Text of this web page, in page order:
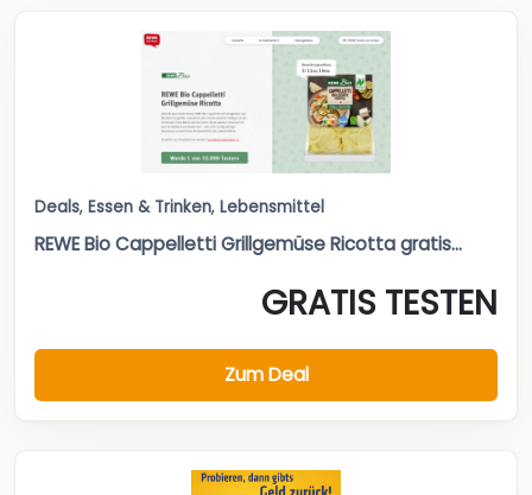
Deals, Essen & Trinken, Lebensmittel
REWE Bio Cappelletti Grillgemüse Ricotta gratis...
GRATIS TESTEN
Zum Deal